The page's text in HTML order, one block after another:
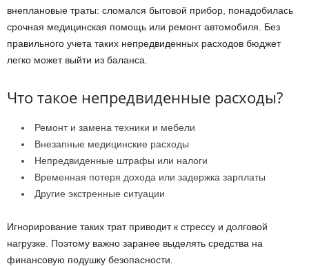
внеплановые траты: сломался бытовой прибор, понадобилась
срочная медицинская помощь или ремонт автомобиля. Без
правильного учета таких непредвиденных расходов бюджет
легко может выйти из баланса.
Что такое непредвиденные расходы?
Ремонт и замена техники и мебели
Внезапные медицинские расходы
Непредвиденные штрафы или налоги
Временная потеря дохода или задержка зарплаты
Другие экстренные ситуации
Игнорирование таких трат приводит к стрессу и долговой
нагрузке. Поэтому важно заранее выделять средства на
финансовую подушку безопасности.